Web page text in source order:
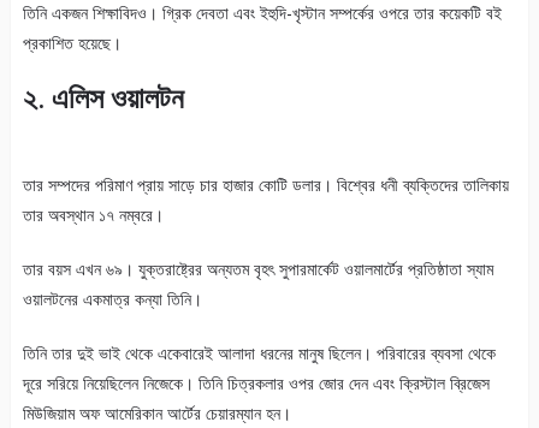
তিনি একজন শিক্ষাবিদও। গ্রিক দেবতা এবং ইহুদি-খৃস্টান সম্পর্কের ওপরে তার কয়েকটি বই
প্রকাশিত হয়েছে।
২. এলিস ওয়ালটন
তার সম্পদের পরিমাণ প্রায় সাড়ে চার হাজার কোটি ডলার। বিশ্বের ধনী ব্যক্তিদের তালিকায়
তার অবস্থান ১৭ নম্বরে।
তার বয়স এখন ৬৯। যুক্তরাষ্ট্রের অন্যতম বৃহৎ সুপারমার্কেট ওয়ালমার্টের প্রতিষ্ঠাতা স্যাম
ওয়ালটনের একমাত্র কন্যা তিনি।
তিনি তার দুই ভাই থেকে একেবারেই আলাদা ধরনের মানুষ ছিলেন। পরিবারের ব্যবসা থেকে
দূরে সরিয়ে নিয়েছিলেন নিজেকে। তিনি চিত্রকলার ওপর জোর দেন এবং ক্রিস্টাল ব্রিজেস
মিউজিয়াম অফ আমেরিকান আর্টের চেয়ারম্যান হন।